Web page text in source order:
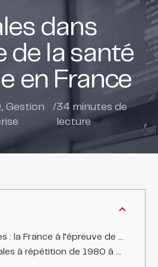
dans
de la santé
en France
, Gestion
/34 minutes de
lecture
l’épreuve de ses échecs – et des leçons à en tirer
à répétition de 1980 à 2020